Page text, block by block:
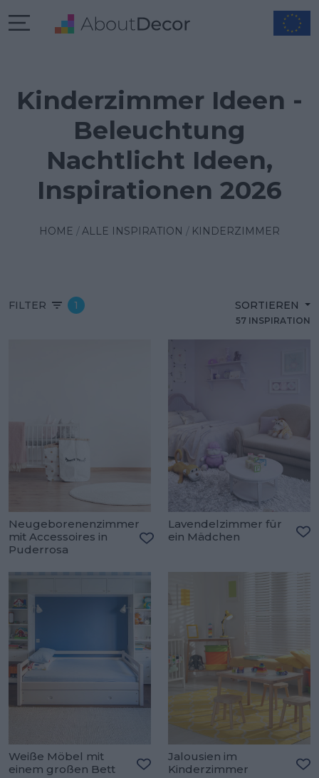
Kinderzimmer Ideen -
Beleuchtung
Nachtlicht Ideen,
Inspirationen 2026
HOME ALLE INSPIRATION KINDERZIMMER
FILTER 1 SORTIEREN
57 INSPIRATION
Neugeborenenzimmer
mit Accessoires in
Puderrosa
Lavendelzimmer für
ein Mädchen
Weiße Möbel mit
einem großen Bett
Jalousien im
Kinderzimmer